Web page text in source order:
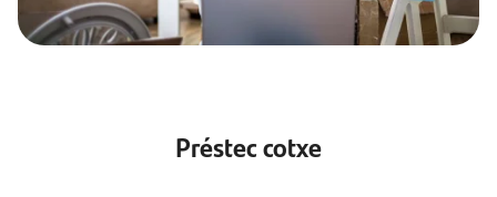
Préstec cotxe